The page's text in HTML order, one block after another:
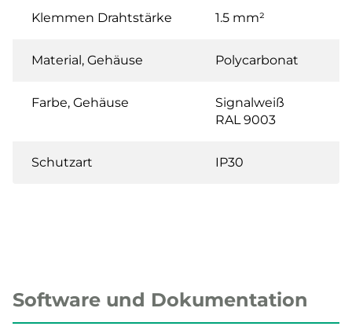
Klemmen Drahtstärke 1.5 mm²
Material, Gehäuse Polycarbonat
Farbe, Gehäuse
Signalweiß
RAL 9003
Schutzart IP30
Software und Dokumentation